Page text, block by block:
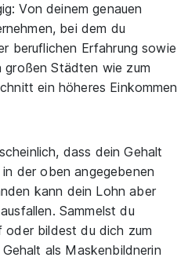
Von deinem genauen
bei dem du
beruflichen Erfahrung sowie
Städten wie zum
ein höheres Einkommen
dass dein Gehalt
der oben angegebenen
kann dein Lohn aber
Sammelst du
oder bildest du dich zum
als Maskenbildnerin